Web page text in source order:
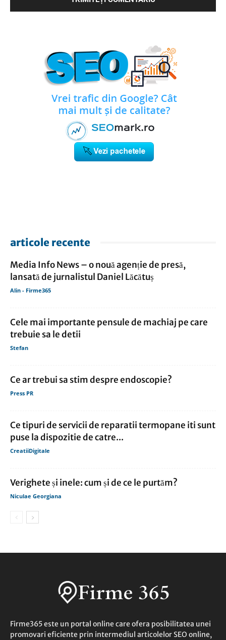
articole recente
Media Info News – o nouă agenție de presă,
lansată de jurnalistul Daniel Lăcătuș
Alin - Firme365
Cele mai importante pensule de machiaj pe care
trebuie sa le detii
Stefan
Ce ar trebui sa stim despre endoscopie?
Press PR
Ce tipuri de servicii de reparatii termopane iti sunt
puse la dispozitie de catre...
CreatiiDigitale
Verighete și inele: cum și de ce le purtăm?
Niculae Georgiana
Firme365 este un portal online care ofera posibilitatea unei
promovari eficiente prin intermediul articolelor SEO online,